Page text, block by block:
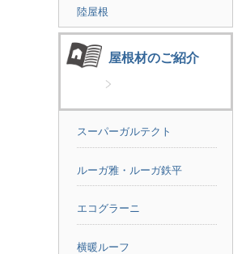
陸屋根
屋根材のご紹介
スーパーガルテクト
ルーガ雅・ルーガ鉄平
エコグラーニ
横暖ルーフ